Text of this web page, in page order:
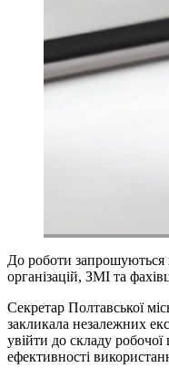
До роботи запрошуються
організацій, ЗМІ та
Секретар Полтавської
закликала незалежних
увійти до складу
ефективності